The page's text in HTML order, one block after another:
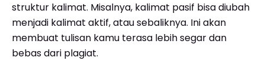
struktur kalimat. Misalnya, kalimat pasif bisa diubah
menjadi kalimat aktif, atau sebaliknya. Ini akan
membuat tulisan kamu terasa lebih segar dan
bebas dari plagiat.